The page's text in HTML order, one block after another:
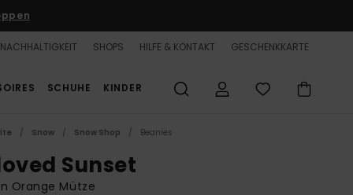
NACHHALTIGKEIT SHOPS HILFE & KONTAKT GESCHENKKARTE
SCHUHE KINDER
Snow Snow Shop Beanies
Sunset
Orange Mütze